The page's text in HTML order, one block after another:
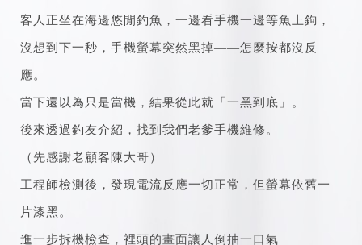
客人正坐在海邊悠閒釣魚，一邊看手機一邊等魚上鉤，
沒想到下一秒，手機螢幕突然黑掉——怎麼按都沒反
應。
當下還以為只是當機，結果從此就「一黑到底」。
後來透過釣友介紹，找到我們老爹手機維修。
（先感謝老顧客陳大哥）
工程師檢測後，發現電流反應一切正常，但螢幕依舊一
片漆黑。
進一步拆機檢查，裡頭的畫面讓人倒抽一口氣